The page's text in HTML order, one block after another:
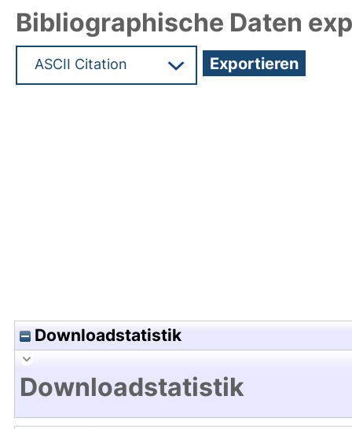
Bibliographische Daten
Downloadstatistik
Downloadstatistik